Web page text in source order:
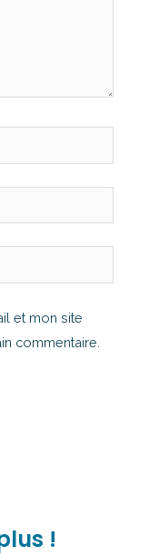
et mon site
commentaire.
!